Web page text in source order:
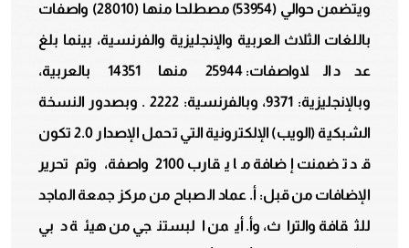
ويتضمن حوالي (53954) مصطلحا منها (28010) واصفات
باللغات الثلاث العربية والإنجليزية والفرنسية، بينما بلغ
عدد اللاواصفات: 25944 منها 14351 بالعربية،
وبالإنجليزية: 9371، وبالفرنسية: 2222 . وبصدور النسخة
الشبكية (الويب) الإلكترونية التي تحمل الإصدار 2.0 تكون
قد تضمنت إضافة ما يقارب 2100 واصفة، وتم تحرير
الإضافات من قبل: أ. عماد الصباح من مركز جمعة الماجد
للثقافة والتراث، وأ. أيمن البستنجي من هيئة دبي